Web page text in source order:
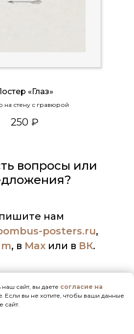
«Глаз»
на стену с гравюрой
250 ₽
сайт, вы даете согласие на
Если вы не хотите, чтобы ваши данные
сайт.
вопросы или
нам
posters.ru,
, в Max или в ВК.